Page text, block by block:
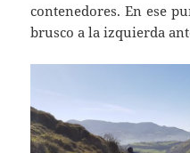
contenedores. En ese
brusco a la izquierda